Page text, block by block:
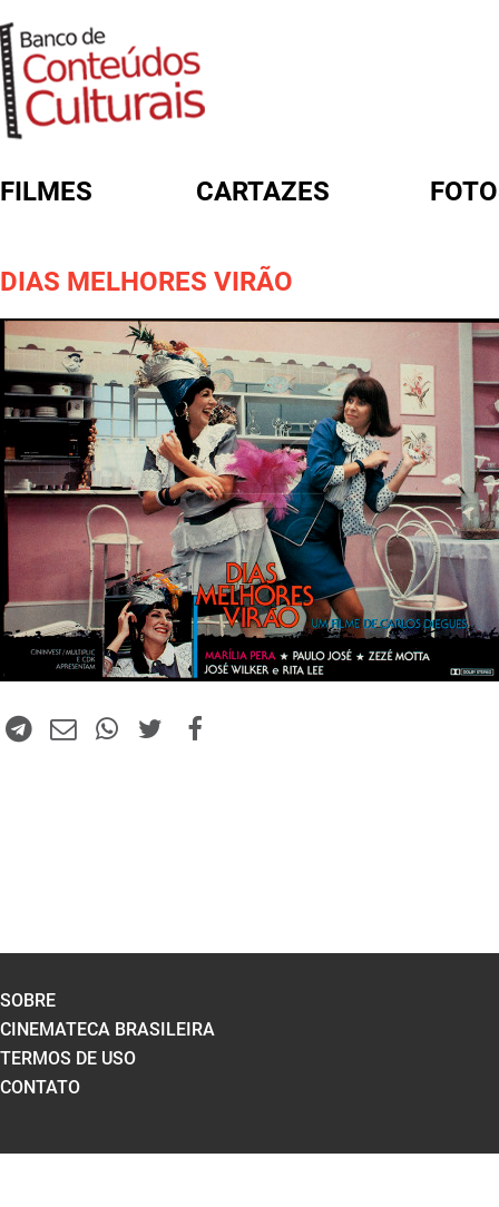
FILMES CARTAZES
DIAS MELHORES VIRÃO
FORMULÁRIO DE BUSCA
SOBRE
CINEMATECA BRASILEIRA
TERMOS DE USO
CONTATO